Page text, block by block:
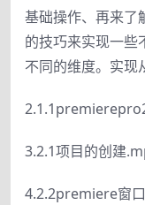
基础操作、再来了
的技巧来实现一些
不同的维度。实现
3.2.1项目的创建
4.2.2premiere窗